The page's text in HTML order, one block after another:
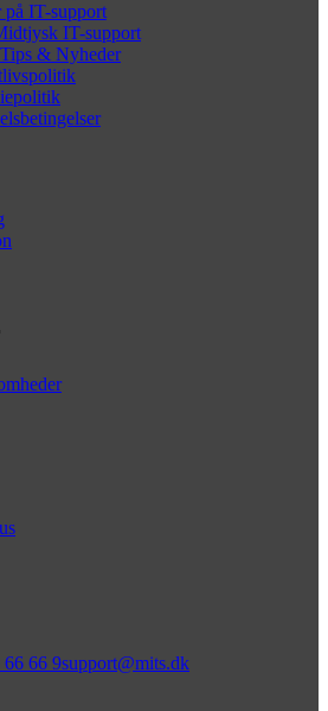
på IT-support
IT-support
& Nyheder
66 66 9support@mits.dk